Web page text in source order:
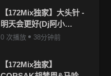
【172Mix独家】大头针 -
明天会更好(Dj阿小
ProgHouse Mix国语男)
0 次播放 38分钟前
【172Mix独家】